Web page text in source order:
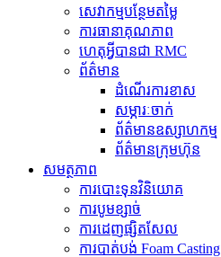
សេវាកម្មបន្ថែមតម្លៃ
ការធានាគុណភាព
ហេតុអ្វីបានជា RMC
ព័ត៌មាន
ដំណើរការខាស
សម្ភារៈចាក់
ព័ត៌មានឧស្សាហកម្ម
ព័ត៌មានក្រុមហ៊ុន
សមត្ថភាព
ការបោះទុនវិនិយោគ
ការបូមខ្សាច់
ការដេញផ្សិតសែល
ការបាត់បង់ Foam Casting